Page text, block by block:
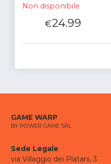
Non disponibile
€24.99
GAME WARP
BY POWER GAME SRL
Sede Legale
via Villaggio dei Platani, 3